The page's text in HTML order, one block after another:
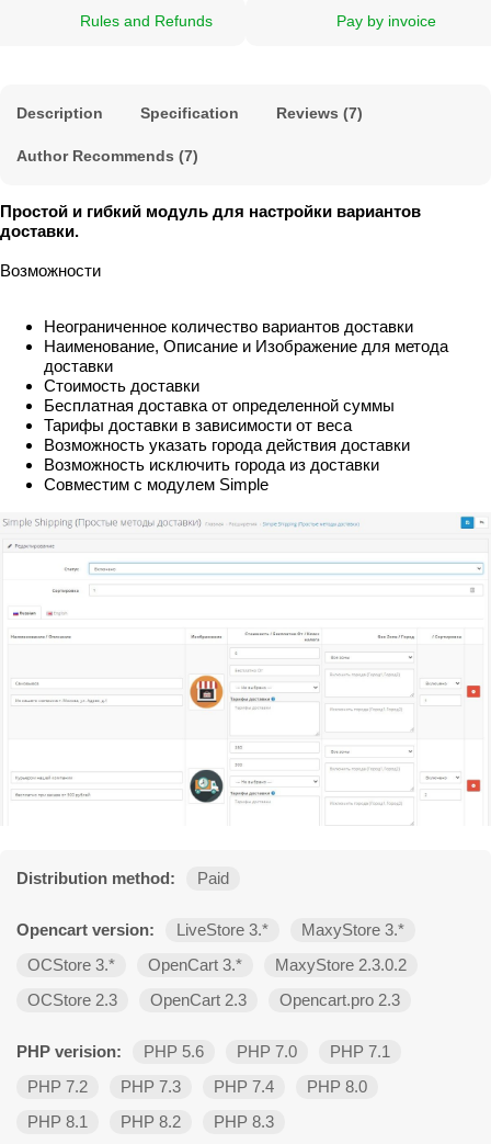
Rules and Refunds Pay by invoice
Description Specification Reviews (7)
Author Recommends (7)
Простой и гибкий модуль для настройки вариантов
доставки.
Возможности
Неограниченное количество вариантов доставки
Наименование, Описание и Изображение для метода
доставки
Стоимость доставки
Бесплатная доставка от определенной суммы
Тарифы доставки в зависимости от веса
Возможность указать города действия доставки
Возможность исключить города из доставки
Совместим с модулем Simple
Distribution method: Paid
Opencart version: LiveStore 3.*
MaxyStore 3.*
OCStore 3.*
OpenCart 3.*
MaxyStore 2.3.0.2
OCStore 2.3
OpenCart 2.3 Opencart.pro 2.3
PHP verision: PHP 5.6 PHP 7.0
PHP 7.1
PHP 7.2
PHP 7.3 PHP 7.4
PHP 8.0
PHP 8.1
PHP 8.2 PHP 8.3